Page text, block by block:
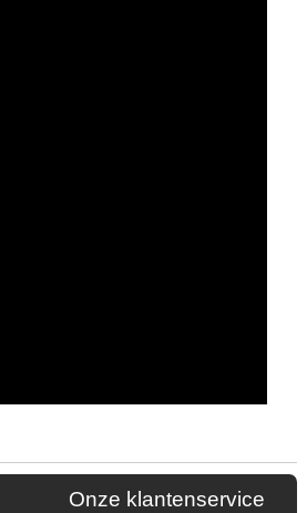
Onze klantenservice